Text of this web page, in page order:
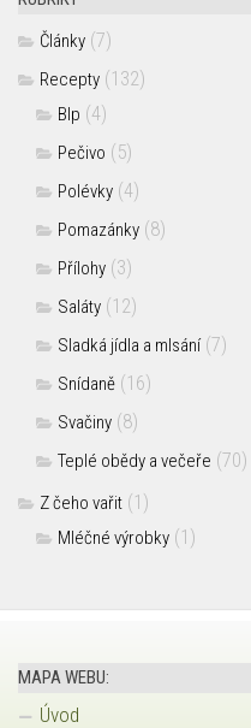
Články (7)
Recepty (132)
Blp (4)
Pečivo (5)
Polévky (4)
Pomazánky (8)
Přílohy (3)
Saláty (12)
Sladká jídla a mlsání(7)
Snídaně (16)
Svačiny (8)
Teplé obědy a večeře (70)
Z čeho vařit (1)
Mléčné výrobky (1)
MAPA WEBU:
Úvod